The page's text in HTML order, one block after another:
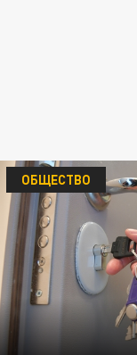
ОБЩЕСТВО